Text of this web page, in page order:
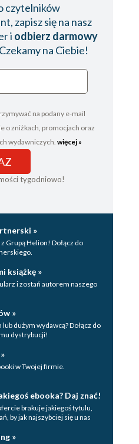
czytelników
zapisz się na nasz
i odbierz darmowy
na Ciebie!
na podany e-mail
o zniżkach, promocjach oraz
wydawniczych. więcej »
tygodniowo!
»
Grupą Helion! Dołącz do
książkę »
i zostań autorem naszego
»
lub dużym wydawcą? Dołącz do
dystrybucji!
w Twojej firmie.
ebooka? Daj znać!
brakuje jakiegoś tytulu,
by jak najszybciej się u nas
»